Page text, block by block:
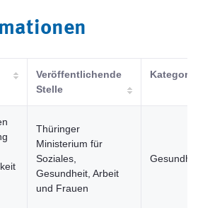
Veröffentlichende
Stelle
Kategorie
Thüringer
Ministerium für
Soziales,
Gesundheit, Arbeit
und Frauen